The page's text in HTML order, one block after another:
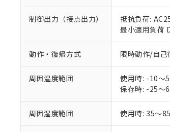
制御出力（接点出力）
抵抗負荷:
最小適用負荷
動作・復帰方式 限時動作/自己
周囲温度範囲
使用時: -10～
保存時: -25～
周囲湿度範囲 使用時: 35～